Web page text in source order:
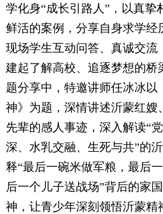
学化身“成长引路人”，以真挚
鲜活的案例，分享自身求学经
现场学生互动问答、真诚交流
建起了解高校、追逐梦想的桥
题分享中，特邀讲师任冰冰以
神》为题，深情讲述沂蒙红嫂
先辈的感人事迹，深入解读“
深、水乳交融、生死与共”的
释“最后一碗米做军粮，最后
后一个儿子送战场”背后的家
神，让青少年深刻领悟沂蒙精